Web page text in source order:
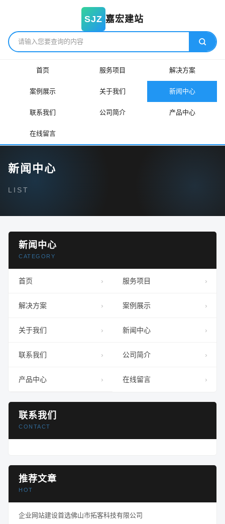
SJZ 嘉宏建站
首页 服务项目 解决方案
案例展示 关于我们 新闻中心
联系我们 公司简介 产品中心
在线留言
新闻中心
LIST
新闻中心
CATEGORY
首页 服务项目
解决方案 案例展示
关于我们 新闻中心
联系我们 公司简介
产品中心 在线留言
联系我们
CONTACT
推荐文章
HOT
企业网站建设首选佛山市拓客科技有限公司